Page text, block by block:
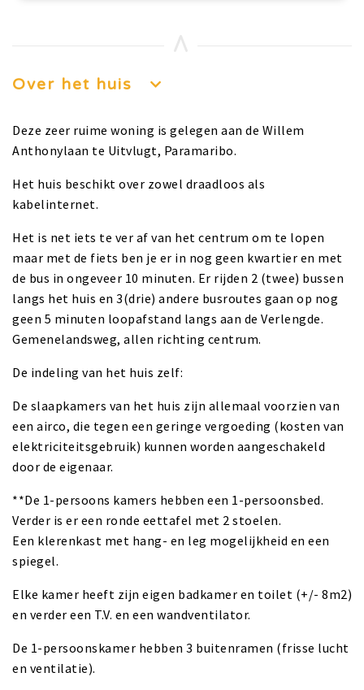
Over het huis
Deze zeer ruime woning is gelegen aan de Willem
Anthonylaan te Uitvlugt, Paramaribo.
Het huis beschikt over zowel draadloos als
kabelinternet.
Het is net iets te ver af van het centrum om te lopen
maar met de fiets ben je er in nog geen kwartier en met
de bus in ongeveer 10 minuten. Er rijden 2 (twee) bussen
langs het huis en 3(drie) andere busroutes gaan op nog
geen 5 minuten loopafstand langs aan de Verlengde.
Gemenelandsweg, allen richting centrum.
De indeling van het huis zelf:
De slaapkamers van het huis zijn allemaal voorzien van
een airco, die tegen een geringe vergoeding (kosten van
elektriciteitsgebruik) kunnen worden aangeschakeld
door de eigenaar.
**De 1-persoons kamers hebben een 1-persoonsbed.
Verder is er een ronde eettafel met 2 stoelen.
Een klerenkast met hang- en leg mogelijkheid en een
spiegel.
Elke kamer heeft zijn eigen badkamer en toilet (+/- 8m2)
en verder een T.V. en een wandventilator.
De 1-persoonskamer hebben 3 buitenramen (frisse lucht
en ventilatie).